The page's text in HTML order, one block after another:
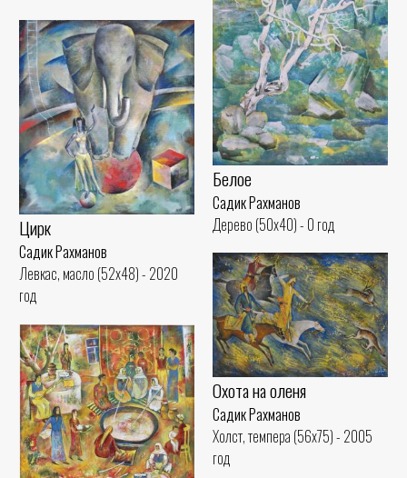
Белое
Садик Рахманов
Дерево (50x40) - 0 год
Цирк
Садик Рахманов
Левкас, масло (52x48) - 2020
год
Охота на оленя
Садик Рахманов
Холст, темпера (56x75) - 2005
год